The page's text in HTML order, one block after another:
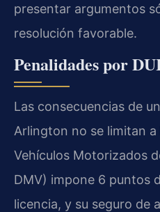
presentar argumentos
resolución favorable.
Penalidades por
Las consecuencias de
Arlington no se limitan
Vehículos Motorizados
DMV) impone 6 puntos
licencia, y su seguro de